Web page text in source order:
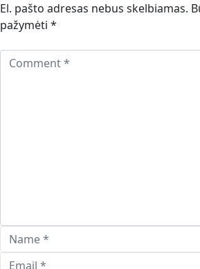
El. pašto adresas nebus skelbiamas.
pažymėti *